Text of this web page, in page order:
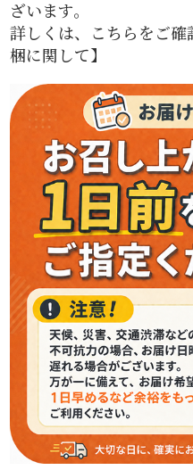
ざいます。
詳しくは、こちらをご
梱に関して】